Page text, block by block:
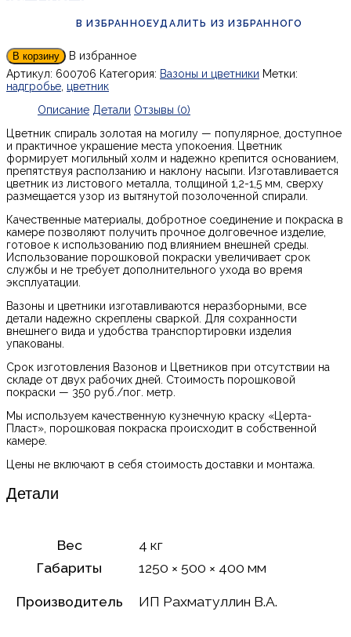
В корзину
В ИЗБРАННОЕУДАЛИТЬ ИЗ ИЗБРАННОГО
В избранное
Артикул: 600706 Категория: Вазоны и цветники Метки:
надгробье цветник
Описание Детали Отзывы (0)
Цветник спираль золотая на могилу — популярное, доступное
и практичное украшение места упокоения. Цветник
формирует могильный холм и надежно крепится основанием,
препятствуя расползанию и наклону насыпи. Изготавливается
цветник из листового металла, толщиной 1,2-1,5 мм, сверху
размещается узор из вытянутой позолоченной спирали.
Качественные материалы, добротное соединение и покраска в
камере позволяют получить прочное долговечное изделие,
готовое к использованию под влиянием внешней среды.
Использование порошковой покраски увеличивает срок
службы и не требует дополнительного ухода во время
эксплуатации.
Вазоны и цветники изготавливаются неразборными, все
детали надежно скреплены сваркой. Для сохранности
внешнего вида и удобства транспортировки изделия
упакованы.
Срок изготовления Вазонов и Цветников при отсутствии на
складе от двух рабочих дней. Стоимость порошковой
покраски — 350 руб./пог. метр.
Мы используем качественную кузнечную краску «Церта-
Пласт», порошковая покраска происходит в собственной
камере.
Цены не включают в себя стоимость доставки и монтажа.
Детали
Вес
4 кг
Габариты
1250 × 500 × 400 мм
Производитель ИП Рахматуллин В.А.